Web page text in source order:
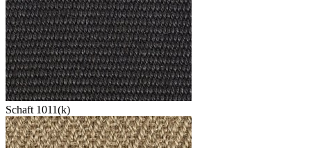
Schaft 1011(k)